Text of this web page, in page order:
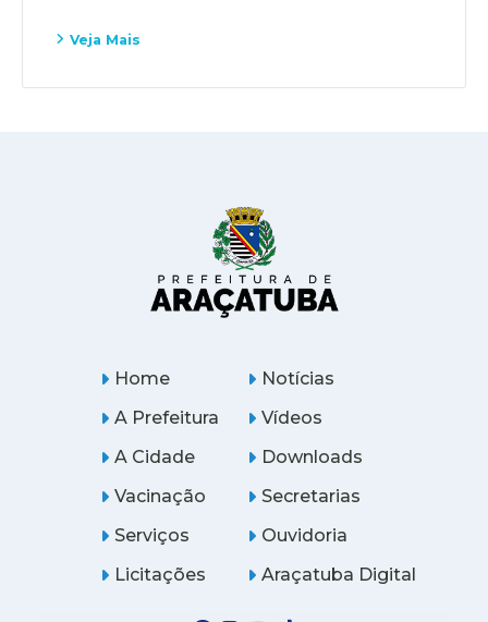
Veja Mais
Home
A Prefeitura
A Cidade
Notícias
Vídeos
Downloads
Vacinação
Serviços
Licitações
Secretarias
Ouvidoria
Araçatuba Digital